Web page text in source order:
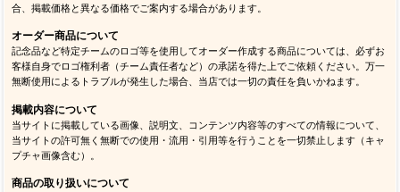
合、掲載価格と異なる価格でご案内する場合があります。
オーダー商品について
記念品など特定チームのロゴ等を使用してオーダー作成する商品については、必ずお
客様自身でロゴ権利者（チーム責任者など）の承諾を得た上でご依頼ください。万一
無断使用によるトラブルが発生した場合、当店では一切の責任を負いかねます。
掲載内容について
当サイトに掲載している画像、説明文、コンテンツ内容等のすべての情報について、
当サイトの許可無く無断での使用・流用・引用等を行うことを一切禁止します（キャ
プチャ画像含む）。
商品の取り扱いについて